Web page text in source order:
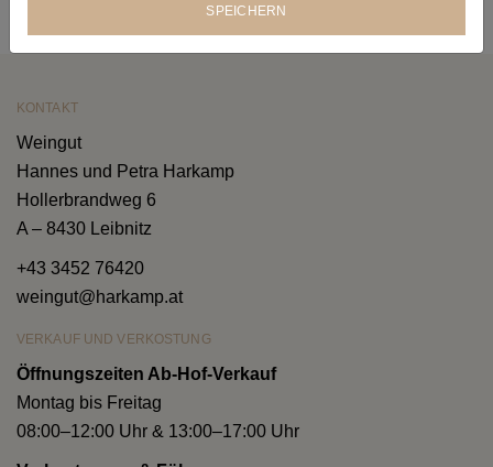
SPEICHERN
KONTAKT
Weingut
Hannes und Petra Harkamp
Hollerbrandweg 6
A – 8430 Leibnitz
+43 3452 76420
weingut@harkamp.at
VERKAUF UND VERKOSTUNG
Öffnungszeiten Ab-Hof-Verkauf
Montag bis Freitag
08:00–12:00 Uhr & 13:00–17:00 Uhr